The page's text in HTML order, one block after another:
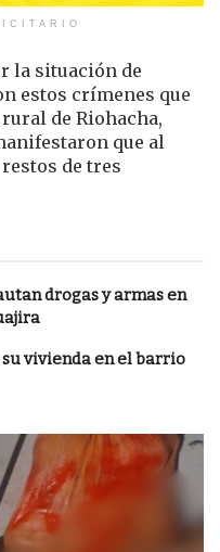
la situación de
estos crímenes que
de Riohacha,
que al
de tres
drogas y armas en
vivienda en el barrio